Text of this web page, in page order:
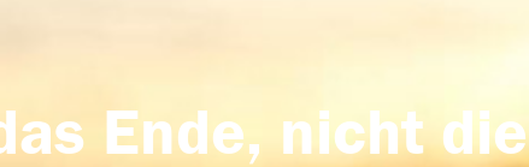
Ende, nicht die